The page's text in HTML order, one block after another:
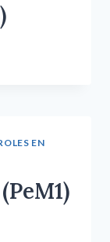
EN